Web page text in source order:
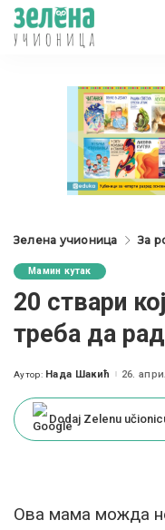
Зелена учионица За
Мамин кутак
20 ствари
треба да
Posted
Аутор: Нада Шакић 26.
Dodaj Zelenu
Ова мама можда